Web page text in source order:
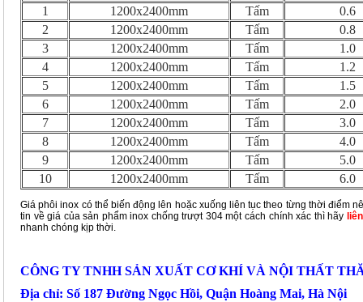
1
1200x2400mm Tấm
0.6
2
1200x2400mm Tấm
0.8
3
1200x2400mm Tấm
1.0
4
1200x2400mm Tấm
1.2
5
1200x2400mm Tấm
1.5
6
1200x2400mm Tấm
2.0
7
1200x2400mm Tấm
3.0
8
1200x2400mm Tấm
4.0
9
1200x2400mm Tấm
5.0
10
1200x2400mm Tấm 6.0
Giá phôi inox có thể biến động lên hoặc xuống liên tục theo từng thời điểm
tin về giá của sản phẩm inox chống trượt 304 một cách chính xác thì hãy
nhanh chóng kịp thời.
CÔNG TY TNHH SẢN XUẤT CƠ KHÍ VÀ NỘI THẤT
Địa chỉ: Số 187 Đường Ngọc Hồi, Quận Hoàng Mai, Hà Nội